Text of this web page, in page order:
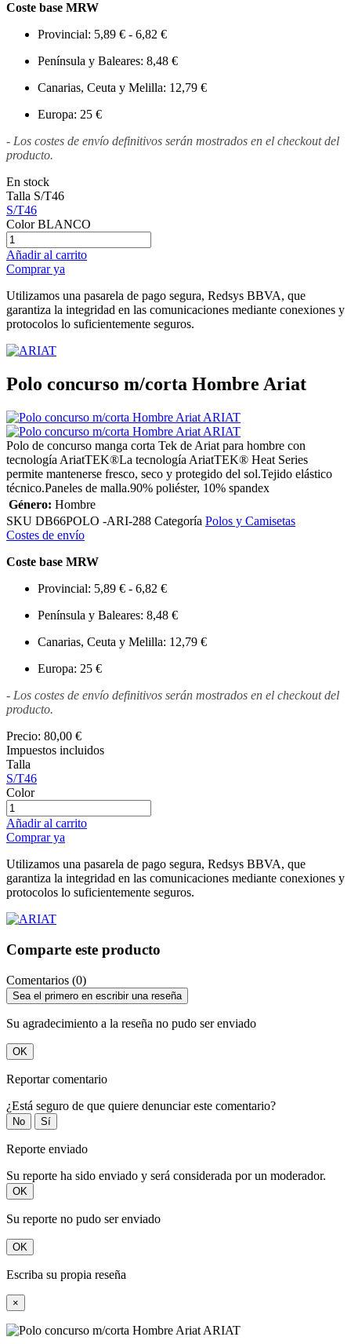
Coste base MRW
Provincial: 5,89 € - 6,82 €
Península y Baleares: 8,48 €
Canarias, Ceuta y Melilla: 12,79 €
Europa: 25 €
- Los costes de envío definitivos serán mostrados en el checkout del
producto.
En stock
Talla S/T46
S/T46
Color BLANCO
Añadir al carrito
Comprar ya
Utilizamos una pasarela de pago segura, Redsys BBVA, que
garantiza la integridad en las comunicaciones mediante conexiones y
protocolos lo suficientemente seguros.
Polo concurso m/corta Hombre Ariat
Polo de concurso manga corta Tek de Ariat para hombre con
tecnología AriatTEK®La tecnología AriatTEK® Heat Series
permite mantenerse fresco, seco y protegido del sol.Tejido elástico
técnico.Paneles de malla.90% poliéster, 10% spandex
Género: Hombre
SKU DB66POLO -ARI-288 Categoría Polos y Camisetas
Costes de envío
Coste base MRW
Provincial: 5,89 € - 6,82 €
Península y Baleares: 8,48 €
Canarias, Ceuta y Melilla: 12,79 €
Europa: 25 €
- Los costes de envío definitivos serán mostrados en el checkout del
producto.
Precio: 80,00 €
Impuestos incluidos
Talla
S/T46
Color
Añadir al carrito
Comprar ya
Utilizamos una pasarela de pago segura, Redsys BBVA, que
garantiza la integridad en las comunicaciones mediante conexiones y
protocolos lo suficientemente seguros.
Comparte este producto
Comentarios (0)
Sea el primero en escribir una reseña
Su agradecimiento a la reseña no pudo ser enviado
OK
Reportar comentario
¿Está seguro de que quiere denunciar este comentario?
No Sí
Reporte enviado
Su reporte ha sido enviado y será considerada por un moderador.
OK
Su reporte no pudo ser enviado
OK
Escriba su propia reseña
×